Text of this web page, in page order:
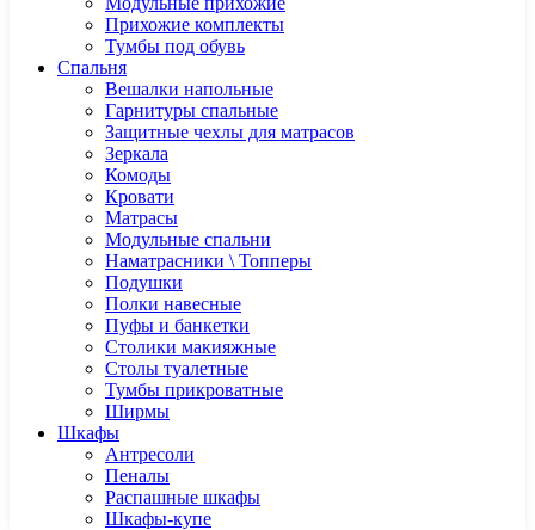
Прихожие комплекты
Тумбы под обувь
Спальня
Вешалки напольные
Гарнитуры спальные
Защитные чехлы для матрасов
Зеркала
Комоды
Кровати
Матрасы
Модульные спальни
Наматрасники \ Топперы
Подушки
Полки навесные
Пуфы и банкетки
Столики макияжные
Столы туалетные
Тумбы прикроватные
Ширмы
Шкафы
Антресоли
Пеналы
Распашные шкафы
Шкафы-купе